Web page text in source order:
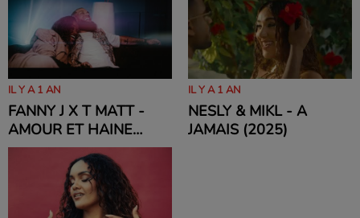
IL Y A 1 AN
FANNY J X T MATT -
AMOUR ET HAINE
(2025)
IL Y A 1 AN
NESLY & MIKL - A
JAMAIS (2025)